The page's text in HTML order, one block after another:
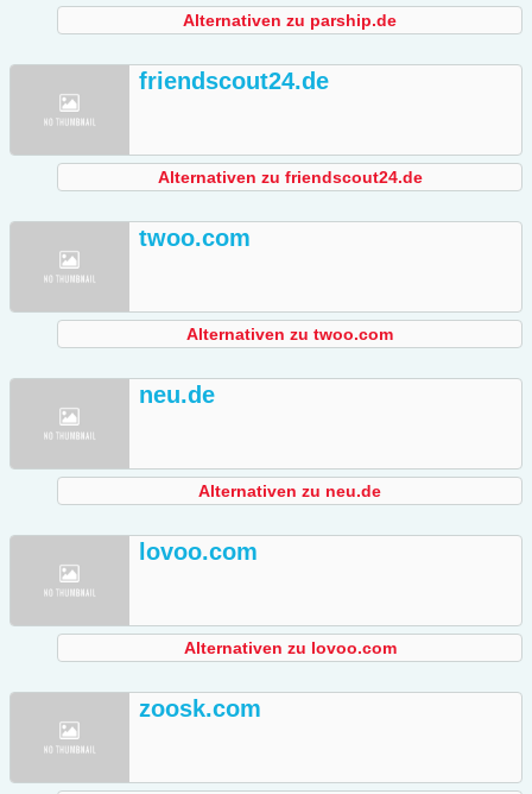
Alternativen zu parship.de
friendscout24.de
Alternativen zu friendscout24.de
twoo.com
Alternativen zu twoo.com
neu.de
Alternativen zu neu.de
lovoo.com
Alternativen zu lovoo.com
zoosk.com